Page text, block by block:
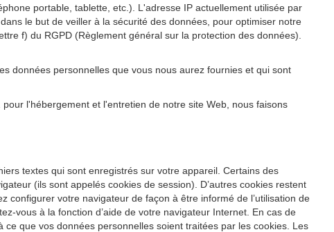
portable, tablette, etc.). L'adresse IP actuellement utilisée par
le but de veiller à la sécurité des données, pour optimiser notre
f) du RGPD (Règlement général sur la protection des données).
données personnelles que vous nous aurez fournies et qui sont
l'hébergement et l'entretien de notre site Web, nous faisons
textes qui sont enregistrés sur votre appareil. Certains des
(ils sont appelés cookies de session). D’autres cookies restent
votre navigateur de façon à être informé de l’utilisation de
vous à la fonction d’aide de votre navigateur Internet. En cas de
que vos données personnelles soient traitées par les cookies. Les